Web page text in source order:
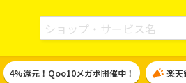
ント貯めて現金やギフト券に交換できるポイン
4%還元！Qoo10メガポ開催中！ 楽天